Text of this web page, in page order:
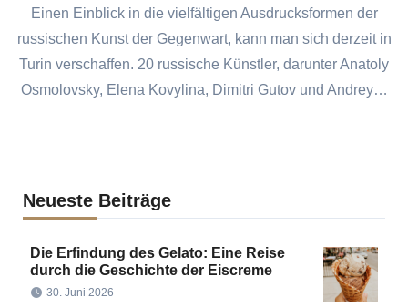
Einen Einblick in die vielfältigen Ausdrucksformen der
russischen Kunst der Gegenwart, kann man sich derzeit in
Turin verschaffen. 20 russische Künstler, darunter Anatoly
Osmolovsky, Elena Kovylina, Dimitri Gutov und Andrey…
Neueste Beiträge
Die Erfindung des Gelato: Eine Reise
durch die Geschichte der Eiscreme
30. Juni 2026